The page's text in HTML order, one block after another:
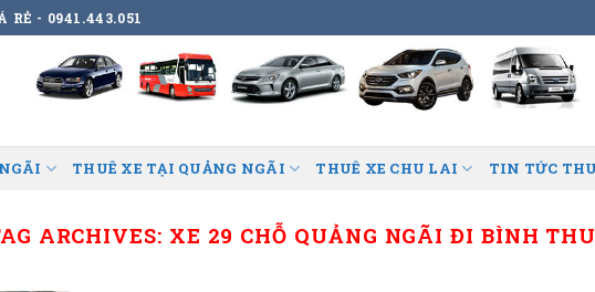
RẺ - 0941.443.051
THUÊ XE TẠI QUẢNG NGÃI THUÊ XE CHU LAI TIN TỨC
ARCHIVES: XE 29 CHỖ QUẢNG NGÃI ĐI BÌNH